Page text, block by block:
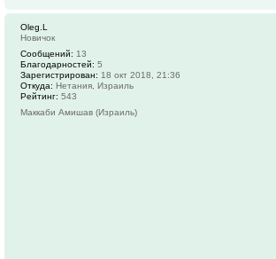
Oleg.L
Новичок
Сообщений: 13
Благодарностей: 5
Зарегистрирован: 18 окт 2018, 21:36
Откуда: Нетания, Израиль
Рейтинг: 543
Маккаби Амишав (Израиль)